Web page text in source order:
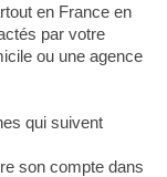
en France en
par votre
ou une agence
qui suivent
son compte dans